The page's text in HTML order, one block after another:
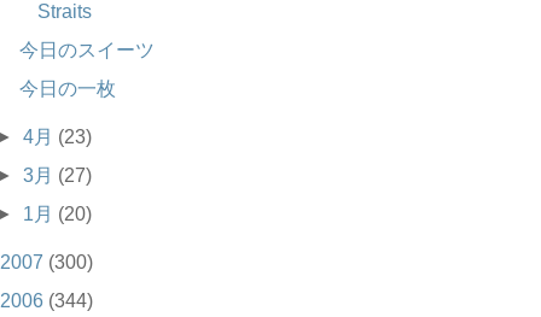
Straits
今日のスイーツ
今日の一枚
4月 (23)
3月 (27)
1月 (20)
2007 (300)
2006 (344)